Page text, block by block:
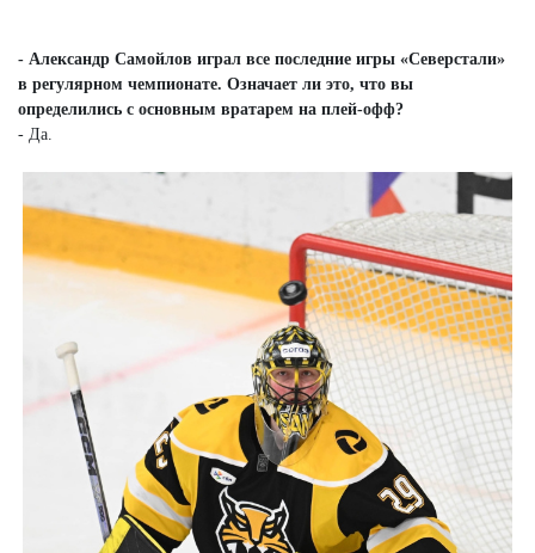
- Александр Самойлов играл все последние игры «Северстали»
в регулярном чемпионате. Означает ли это, что вы
определились с основным вратарем на плей-офф?
- Да.